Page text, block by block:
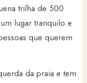
trilha de 500
lugar tranquilo e
que querem
da praia e tem